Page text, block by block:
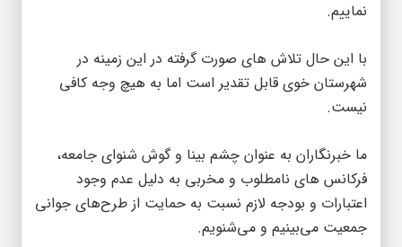
شهرستان خوی قابل تقدیر است اما به هیچ وجه کافی
نیست.
فرکانس های نامطلوب و مخربی به دلیل عدم وجود
اعتبارات و بودجه لازم نسبت به حمایت از طرح‌های جوانی
جمعیت می‌بینیم و می‌شنویم.